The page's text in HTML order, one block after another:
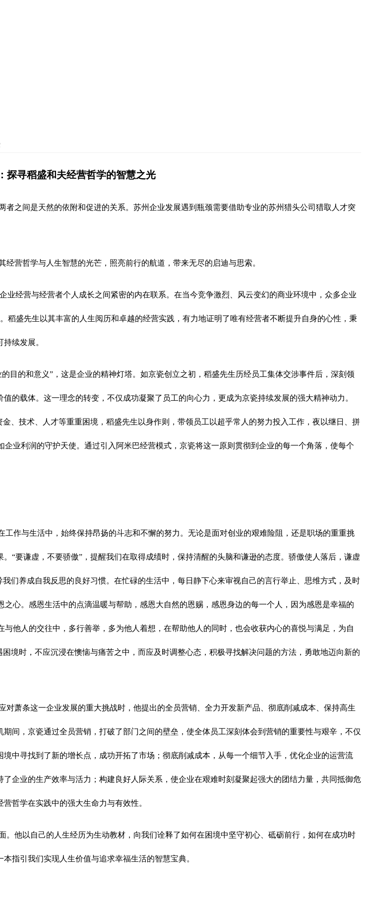
探寻稻盛和夫经营哲学的智慧之光
之间是天然的依附和促进的关系。苏州企业发展遇到瓶颈需要借助专业的苏州猎头公司猎取人才突
营哲学与人生智慧的光芒，照亮前行的航道，带来无尽的启迪与思索。
经营与经营者个人成长之间紧密的内在联系。在当今竞争激烈、风云变幻的商业环境中，众多企业
盛先生以其丰富的人生阅历和卓越的经营实践，有力地证明了唯有经营者不断提升自身的心性，秉
续发展。
目的和意义”，这是企业的精神灯塔。如京瓷创立之初，稻盛先生历经员工集体交涉事件后，深刻领
的载体。这一理念的转变，不仅成功凝聚了员工的向心力，更成为京瓷持续发展的强大精神动力。
、技术、人才等重重困境，稻盛先生以身作则，带领员工以超乎常人的努力投入工作，夜以继日、拼
业利润的守护天使。通过引入阿米巴经营模式，京瓷将这一原则贯彻到企业的每一个角落，使每个
作与生活中，始终保持昂扬的斗志和不懈的努力。无论是面对创业的艰难险阻，还是职场的重重挑
“要谦虚，不要骄傲”，提醒我们在取得成绩时，保持清醒的头脑和谦逊的态度。骄傲使人落后，谦虚
们养成自我反思的良好习惯。在忙碌的生活中，每日静下心来审视自己的言行举止、思维方式，及时
心。感恩生活中的点滴温暖与帮助，感恩大自然的恩赐，感恩身边的每一个人，因为感恩是幸福的
他人的交往中，多行善举，多为他人着想，在帮助他人的同时，也会收获内心的喜悦与满足，为自
境时，不应沉浸在懊恼与痛苦之中，而应及时调整心态，积极寻找解决问题的方法，勇敢地迈向新的
萧条这一企业发展的重大挑战时，他提出的全员营销、全力开发新产品、彻底削减成本、保持高生
间，京瓷通过全员营销，打破了部门之间的壁垒，使全体员工深刻体会到营销的重要性与艰辛，不仅
中寻找到了新的增长点，成功开拓了市场；彻底削减成本，从每一个细节入手，优化企业的运营流
企业的生产效率与活力；构建良好人际关系，使企业在艰难时刻凝聚起强大的团结力量，共同抵御危
哲学在实践中的强大生命力与有效性。
他以自己的人生经历为生动教材，向我们诠释了如何在困境中坚守初心、砥砺前行，如何在成功时
指引我们实现人生价值与追求幸福生活的智慧宝典。